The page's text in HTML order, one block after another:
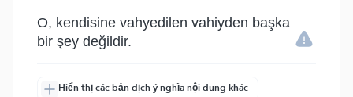
O, kendisine vahyedilen vahiyden başka
bir şey değildir.
Hiển thị các bản dịch ý nghĩa nội dung khác